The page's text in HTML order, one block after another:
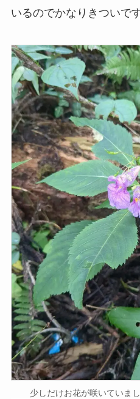
いるのでかなりきついです
少しだけお花が咲いていま